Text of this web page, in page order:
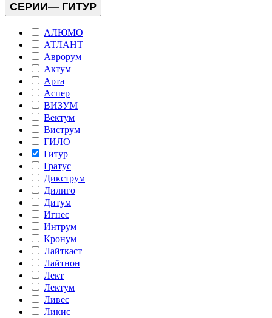
СЕРИИ— ГИТУР
АЛЮМО
АТЛАНТ
Аврорум
Актум
Арта
Аспер
ВИЗУМ
Вектум
Виструм
ГИЛО
Гитур
Гратус
Дикструм
Дилиго
Дитум
Игнес
Интрум
Кронум
Лайткаст
Лайтнон
Лект
Лектум
Ливес
Ликис